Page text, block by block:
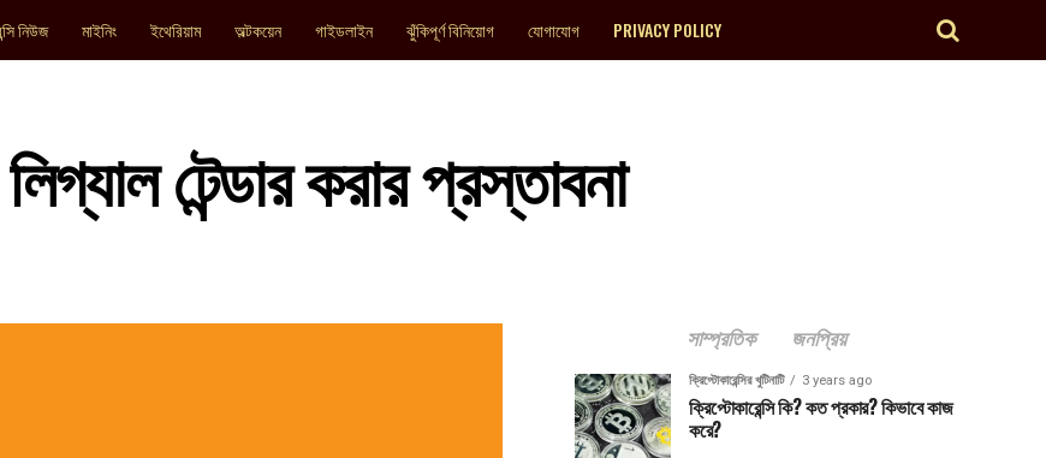
নিউজ মাইনিং ইথেরিয়াম অল্টকয়েন গাইডলাইন ঝুঁকিপূর্ণ বিনিয়োগ যোগাযোগ PRIVACY POLICY
টেন্ডার করার প্রস্তাবনা
সাম্প্রতিক জনপ্রিয়
ক্রিপ্টোকারেন্সির খুটিনাটি 3 years ago
ক্রিপ্টোকারেন্সি কি? কত প্রকার? কিভাবে কাজ
করে?